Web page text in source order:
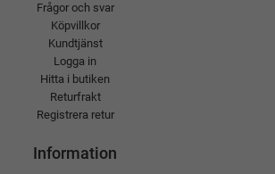
Frågor och svar
Köpvillkor
Kundtjänst
Logga in
Hitta i butiken
Returfrakt
Registrera retur
Information